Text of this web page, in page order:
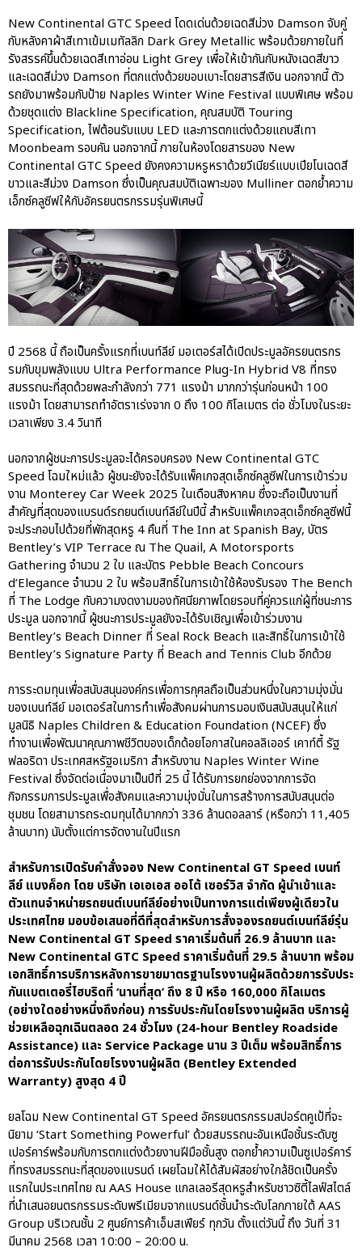
Uncategorized
New Continental GTC Speed โดดเด่นด้วยเฉดสีม่วง Damson จับคู่
กับหลังคาผ้าสีเทาเข้มเมทัลลิก Dark Grey Metallic พร้อมด้วยภายในที่
รังสรรค์ขึ้นด้วยเฉดสีเทาอ่อน Light Grey เพื่อให้เข้ากันกับหนังเฉดสีขาว
และเฉดสีม่วง Damson ที่ตกแต่งด้วยขอบเบาะโดยสารสีเงิน นอกจากนี้ ตัว
รถยังมาพร้อมกับป้าย Naples Winter Wine Festival แบบพิเศษ พร้อม
ด้วยชุดแต่ง Blackline Specification, คุณสมบัติ Touring
Specification, ไฟต้อนรับแบบ LED และการตกแต่งด้วยแถบสีเทา
Moonbeam รอบคัน นอกจากนี้ ภายในห้องโดยสารของ New
Continental GTC Speed ยังคงความหรูหราด้วยวีเนียร์แบบเปียโนเฉดสี
ขาวและสีม่วง Damson ซึ่งเป็นคุณสมบัติเฉพาะของ Mulliner ตอกย้ำความ
เอ็กซ์คลูซีฟให้กับอัครยนตรกรรมรุ่นพิเศษนี้
ปี 2568 นี้ ถือเป็นครั้งแรกที่เบนท์ลีย์ มอเตอร์สได้เปิดประมูลอัครยนตรกร
รมกับขุมพลังแบบ Ultra Performance Plug-In Hybrid V8 ที่ทรง
สมรรถนะที่สุดด้วยพละกำลังกว่า 771 แรงม้า มากกว่ารุ่นก่อนหน้า 100
แรงม้า โดยสามารถทำอัตราเร่งจาก 0 ถึง 100 กิโลเมตร ต่อ ชั่วโมงในระยะ
เวลาเพียง 3.4 วินาที
นอกจากผู้ชนะการประมูลจะได้ครอบครอง New Continental GTC
Speed โฉมใหม่แล้ว ผู้ชนะยังจะได้รับแพ็คเกจสุดเอ็กซ์คลูซีฟในการเข้าร่วม
งาน Monterey Car Week 2025 ในเดือนสิงหาคม ซึ่งจะถือเป็นงานที่
สำคัญที่สุดของแบรนด์รถยนต์เบนท์ลีย์ในปีนี้ สำหรับแพ็คเกจสุดเอ็กซ์คลูซีฟนี้
จะประกอบไปด้วยที่พักสุดหรู 4 คืนที่ The Inn at Spanish Bay, บัตร
Bentley’s VIP Terrace ณ The Quail, A Motorsports
Gathering จำนวน 2 ใบ และบัตร Pebble Beach Concours
d’Elegance จำนวน 2 ใบ พร้อมสิทธิ์ในการเข้าใช้ห้องรับรอง The Bench
ที่ The Lodge กับความงดงามของทัศนียภาพโดยรอบที่คู่ควรแก่ผู้ที่ชนะการ
ประมูล นอกจากนี้ ผู้ชนะการประมูลยังจะได้รับเชิญเพื่อเข้าร่วมงาน
Bentley’s Beach Dinner ที่ Seal Rock Beach และสิทธิ์ในการเข้าใช้
Bentley’s Signature Party ที่ Beach and Tennis Club อีกด้วย
การระดมทุนเพื่อสนับสนุนองค์กรเพื่อการกุศลถือเป็นส่วนหนึ่งในความมุ่งมั่น
ของเบนท์ลีย์ มอเตอร์สในการทำเพื่อสังคมผ่านการมอบเงินสนับสนุนให้แก่
มูลนิธิ Naples Children & Education Foundation (NCEF) ซึ่ง
ทำงานเพื่อพัฒนาคุณภาพชีวิตของเด็กด้อยโอกาสในคอลลิเออร์ เคาท์ตี้ รัฐ
ฟลอริดา ประเทศสหรัฐอเมริกา สำหรับงาน Naples Winter Wine
Festival ซึ่งจัดต่อเนื่องมาเป็นปีที่ 25 นี้ ได้รับการยกย่องจากการจัด
กิจกรรมการประมูลเพื่อสังคมและความมุ่งมั่นในการสร้างการสนับสนุนต่อ
ชุมชน โดยสามารถระดมทุนได้มากกว่า 336 ล้านดอลลาร์ (หรือกว่า 11,405
ล้านบาท) นับตั้งแต่การจัดงานในปีแรก
สำหรับการเปิดรับคำสั่งจอง New Continental GT Speed เบนท์
ลีย์ แบงค็อก โดย บริษัท เอเอเอส ออโต้ เซอร์วิส จำกัด ผู้นำเข้าและ
ตัวแทนจำหน่ายรถยนต์เบนท์ลีย์อย่างเป็นทางการแต่เพียงผู้เดียวใน
ประเทศไทย มอบข้อเสนอที่ดีที่สุดสำหรับการสั่งจองรถยนต์เบนท์ลีย์รุ่น
New Continental GT Speed ราคาเริ่มต้นที่ 26.9 ล้านบาท และ
New Continental GTC Speed ราคาเริ่มต้นที่ 29.5 ล้านบาท พร้อม
เอกสิทธิ์การบริการหลังการขายมาตรฐานโรงงานผู้ผลิตด้วยการรับประ
กันแบตเตอรี่ไฮบริดที่ ‘นานที่สุด’ ถึง 8 ปี หรือ 160,000 กิโลเมตร
(อย่างใดอย่างหนึ่งถึงก่อน) การรับประกันโดยโรงงานผู้ผลิต บริการผู้
ช่วยเหลือฉุกเฉินตลอด 24 ชั่วโมง (24-hour Bentley Roadside
Assistance) และ Service Package นาน 3 ปีเต็ม พร้อมสิทธิ์การ
ต่อการรับประกันโดยโรงงานผู้ผลิต (Bentley Extended
Warranty) สูงสุด 4 ปี
ยลโฉม New Continental GT Speed อัครยนตรกรรมสปอร์ตคูเป้ที่จะ
นิยาม ‘Start Something Powerful’ ด้วยสมรรถนะอันเหนือชั้นระดับซู
เปอร์คาร์พร้อมกับการตกแต่งด้วยงานฝีมือชั้นสูง ตอกย้ำความเป็นซูเปอร์คาร์
ที่ทรงสมรรถนะที่สุดของแบรนด์ เผยโฉมให้ได้สัมผัสอย่างใกล้ชิดเป็นครั้ง
แรกในประเทศไทย ณ AAS House แกลเลอรีสุดหรูสำหรับชาวซิตี้ไลฟ์สไตล์
ที่นำเสนอยนตรกรรมระดับพรีเมียมจากแบรนด์ชั้นนำระดับโลกภายใต้ AAS
Group บริเวณชั้น 2 ศูนย์การค้าเอ็มสเฟียร์ ทุกวัน ตั้งแต่วันนี้ ถึง วันที่ 31
มีนาคม 2568 เวลา 10:00 – 20:00 น.